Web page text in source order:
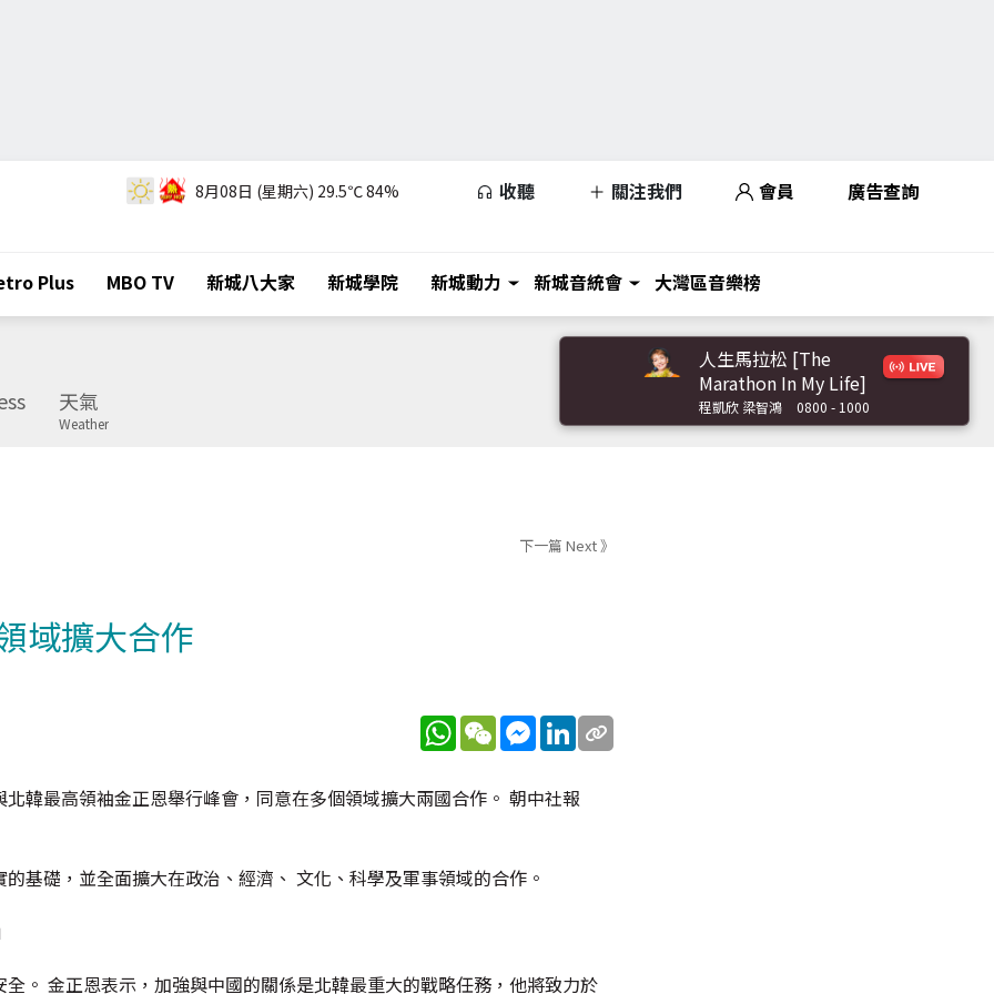
8月08日 (星期六) 29.5℃84% 收聽 關注我們 會員 廣告查詢
Plus MBO TV 新城八大家 新城學院 新城動力 新城音統會 大灣區音樂榜
天氣
Weather
人生馬拉松 [The
Marathon In My Life]
程凱欣 梁智鴻 0800 - 1000
下一篇 Next 》
域擴大合作
WhatsApp
WeChatMessenger
LinkedIn
韓最高領袖金正恩舉行峰會，同意在多個領域擴大兩國合作。 朝中社報
基礎，並全面擴大在政治、經濟、 文化、科學及軍事領域的合作。
。 金正恩表示，加強與中國的關係是北韓最重大的戰略任務，他將致力於